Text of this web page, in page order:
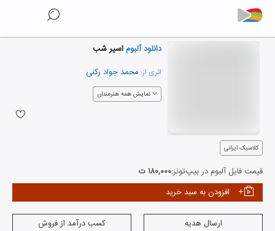
دانلود آلبوماسیر شب
اثری از: محمد جواد رکنی
نمایش همه هنرمندان
کلاسیک ایرانی
قیمت فایل آلبوم در بیپ‌تونز:۱۸۰,۰۰۰ ت
افزودن به سبد خرید
ارسال هدیه کسب درآمد از فروش